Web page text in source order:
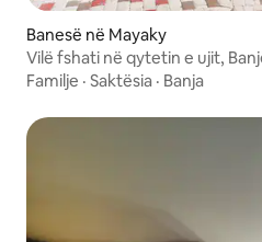
Banesë në Mayaky
Vilë fshati në qytetin e ujit,
Familje · Saktësia · Banja